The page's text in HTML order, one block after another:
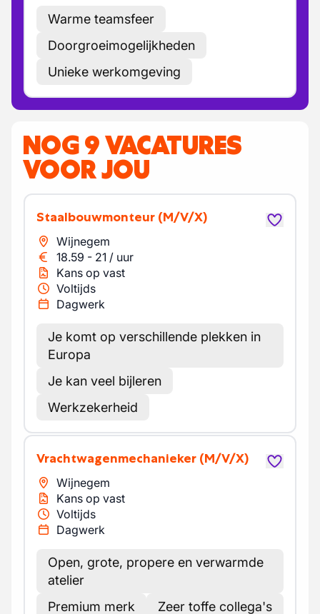
Warme teamsfeer
Doorgroeimogelijkheden
Unieke werkomgeving
NOG 9 VACATURES
VOOR JOU
Staalbouwmonteur (M/V/X)
Wijnegem
18.59 - 21 / uur
Kans op vast
Voltijds
Dagwerk
Je komt op verschillende plekken in
Europa
Je kan veel bijleren
Werkzekerheid
Vrachtwagenmechanieker (M/V/X)
Wijnegem
Kans op vast
Voltijds
Dagwerk
Open, grote, propere en verwarmde
atelier
Premium merk
Zeer toffe collega's